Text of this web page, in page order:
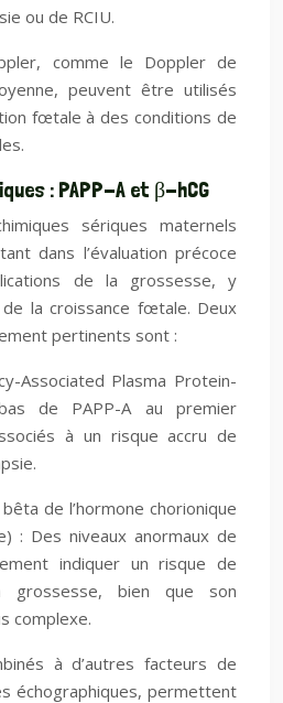
ou de RCIU.
comme le Doppler de
peuvent être utilisés
fœtale à des conditions de
: PAPP-A et β-hCG
sériques maternels
dans l’évaluation précoce
de la grossesse, y
la croissance fœtale. Deux
pertinents sont :
Associated Plasma Protein-
de PAPP-A au premier
à un risque accru de
de l’hormone chorionique
: Des niveaux anormaux de
indiquer un risque de
grossesse, bien que son
complexe.
à d’autres facteurs de
échographiques, permettent